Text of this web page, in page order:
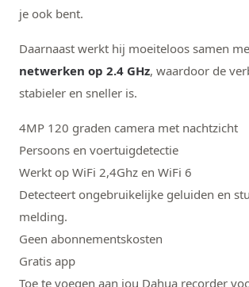
je ook bent.
Daarnaast werkt hij moeiteloos samen
netwerken op 2.4 GHz, waardoor de
stabieler en sneller is.
4MP 120 graden camera met nachtzicht
Persoons en voertuigdetectie
Werkt op WiFi 2,4Ghz en WiFi 6
Detecteert ongebruikelijke geluiden en
melding.
Geen abonnementskosten
Gratis app
Toe te voegen aan jou Dahua recorder